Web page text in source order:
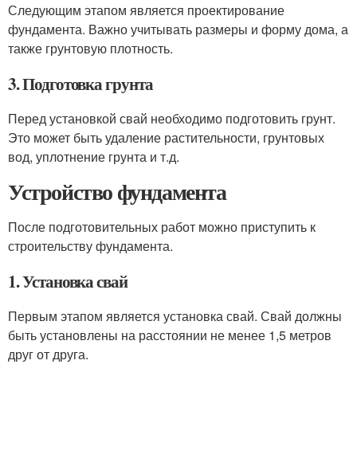
Следующим этапом является проектирование
фундамента. Важно учитывать размеры и форму дома, а
также грунтовую плотность.
3. Подготовка грунта
Перед установкой свай необходимо подготовить грунт.
Это может быть удаление растительности, грунтовых
вод, уплотнение грунта и т.д.
Устройство фундамента
После подготовительных работ можно приступить к
строительству фундамента.
1. Установка свай
Первым этапом является установка свай. Свай должны
быть установлены на расстоянии не менее 1,5 метров
друг от друга.